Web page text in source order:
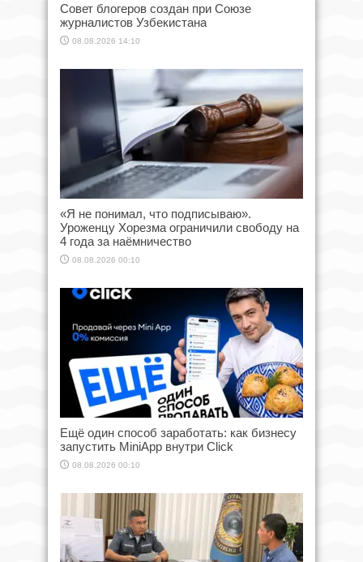
Совет блогеров создан при Союзе
журналистов Узбекистана
08.08.2026 14:10
«Я не понимал, что подписываю».
Уроженцу Хорезма ограничили свободу на
4 года за наёмничество
08.08.2026 00:10
Ещё один способ заработать: как бизнесу
запустить MiniApp внутри Click
08.08.2026 00:10